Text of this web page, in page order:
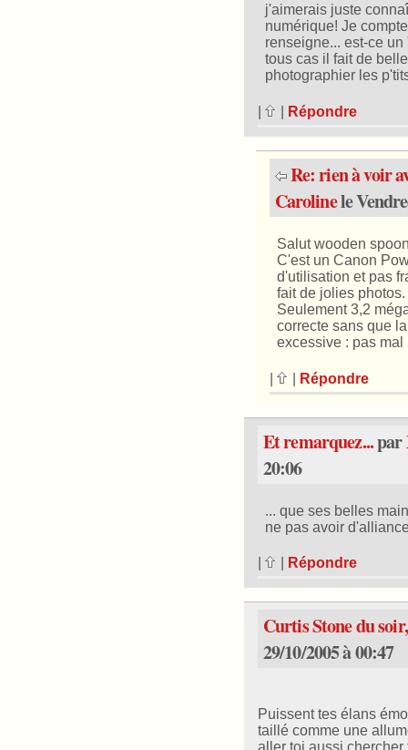
j'aimerais juste
numérique! Je
renseigne... est-ce
tous cas il fait de
photographier les
Répondre
Re: rien à voir
Carolinele
Salut wooden
C'est un Canon
d'utilisation et pas
fait de jolies photos.
Seulement 3,2
correcte sans que
excessive : pas mal
Répondre
Et remarquez...par
20:06
... que ses belles
ne pas avoir
Répondre
Curtis Stone du
29/10/2005 à 00:47
Puissent tes élans
taillé comme une
aller toi aussi chercher